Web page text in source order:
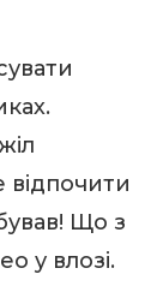
Що з
у влозі.